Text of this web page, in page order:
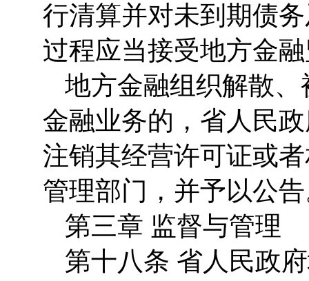
行清算并对未到期债
过程应当接受地方金
地方金融组织解散
金融业务的，省人民
注销其经营许可证或
管理部门，并予以公
第三章 监督与管理
第十八条 省人民政